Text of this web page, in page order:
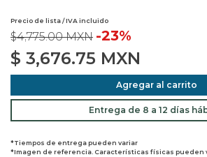
Precio de lista / IVA incluido
$4,775.00 MXN -23%
$ 3,676.75 MXN
Agregar al carrito
Entrega de 8 a 12 días
*Tiempos de entrega pueden variar
*Imagen de referencia. Características físicas pueden